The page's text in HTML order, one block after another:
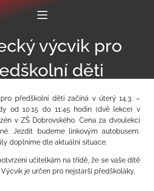
výcvik pro
děti
předškolní děti začíná v úterý 14.3. –
od 10:15 do 11:45 hodin (dvě lekce) v
v ZŠ Dobrovského. Cena za dvoulekci
Jezdit budeme linkovým autobusem.
doplníme dle aktuální situace.
učitelkám na třídě, že se vaše dítě
je určen pro nejstarší předškoláky.